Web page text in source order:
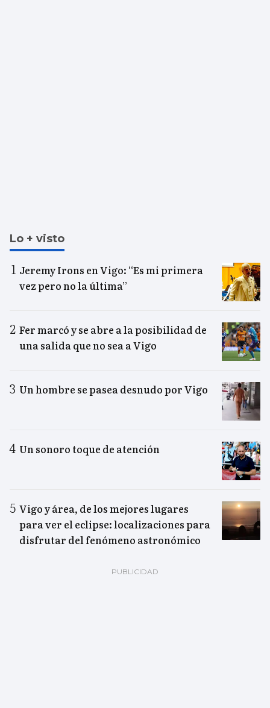
Lo + visto
Jeremy Irons en Vigo: “Es mi primera
vez pero no la última”
Fer marcó y se abre a la posibilidad de
una salida que no sea a Vigo
Un hombre se pasea desnudo por Vigo
Un sonoro toque de atención
Vigo y área, de los mejores lugares
para ver el eclipse: localizaciones para
disfrutar del fenómeno astronómico